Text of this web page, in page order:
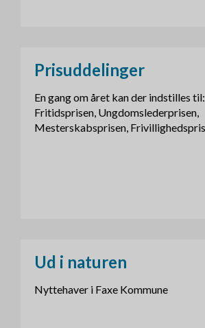
Prisuddelinger
En gang om året kan der indstilles
Fritidsprisen, Ungdomslederprisen,
Mesterskabsprisen,
Ud i naturen
Nyttehaver i Faxe Kommune